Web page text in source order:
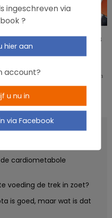
voor ultra-marathonlopers
zijn natuurlijk niet gelijkaardig aan
Het advies rond voeding moet dan
cardiometabole
voeding de trek in zoet?
is goed, maar wat is dat
ingeschreven via
?
hier aan
account?
u nu in
via Facebook